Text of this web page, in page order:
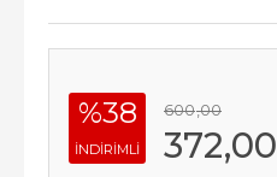
%38
INDIRIMLI
600,00
372,00